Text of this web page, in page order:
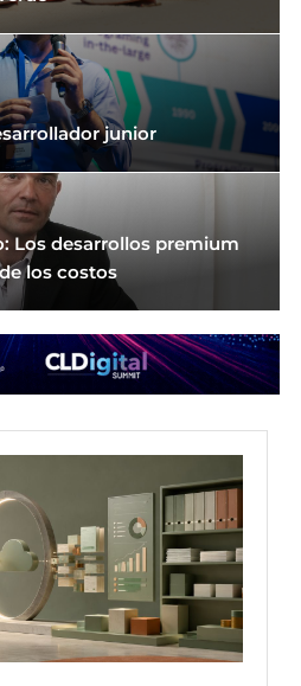
junior
Los desarrollos premium
los costos